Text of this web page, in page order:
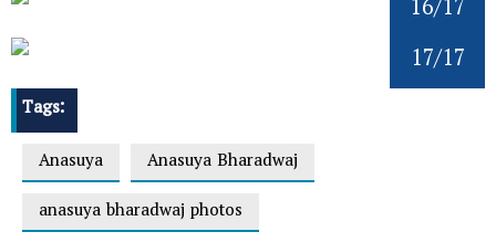
16/17
17/17
Tags:
Anasuya
Anasuya Bharadwaj
anasuya bharadwaj photos